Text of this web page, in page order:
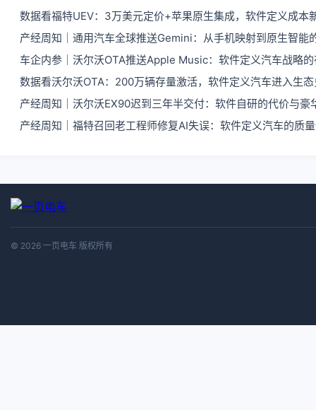
数据看福特UEV：3万美元定价+苹果原生集成，软件定义成本
产经周知｜通用汽车全球推送Gemini：从手机映射到原生智能
车企内参｜沃尔沃OTA推送Apple Music：软件定义汽车战略
数据看沃尔沃OTA：200万辆存量激活，软件定义汽车进入生
产经周知｜沃尔沃EX90迟到三年半交付：软件自研的代价与豪
产经周知｜福特召回老工程师修复AI失误：软件定义汽车的质
© 2026 一页电车 版权所有